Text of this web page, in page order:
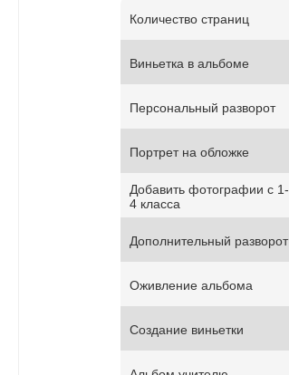
Количество страниц
Виньетка в альбоме
Персональный разворот
Портрет на обложке
Добавить фотографии c 1-
4 класса
Дополнительный разворот
Оживление альбома
Создание виньетки